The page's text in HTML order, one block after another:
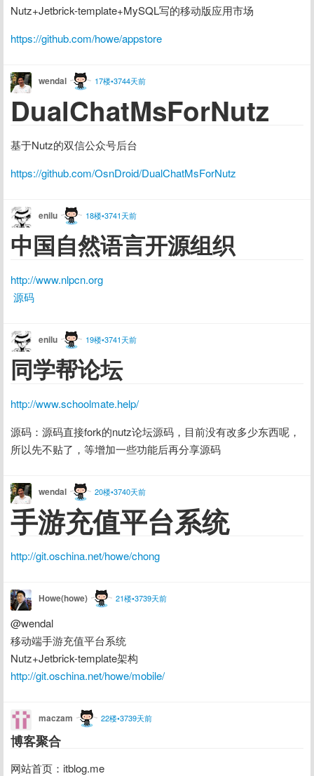
Nutz+Jetbrick-template+MySQL写的移动版应用市场
https://github.com/howe/appstore
wendal 17楼•3744天前
DualChatMsForNutz
基于Nutz的双信公众号后台
https://github.com/OsnDroid/DualChatMsForNutz
enilu 18楼•3741天前
中国自然语言开源组织
http://www.nlpcn.org
源码
enilu 19楼•3741天前
同学帮论坛
http://www.schoolmate.help/
源码：源码直接fork的nutz论坛源码，目前没有改多少东西呢，
所以先不贴了，等增加一些功能后再分享源码
wendal 20楼•3740天前
手游充值平台系统
http://git.oschina.net/howe/chong
Howe(howe) 21楼•3739天前
@wendal
移动端手游充值平台系统
Nutz+Jetbrick-template架构
http://git.oschina.net/howe/mobile/
maczam 22楼•3739天前
博客聚合
网站首页：itblog.me